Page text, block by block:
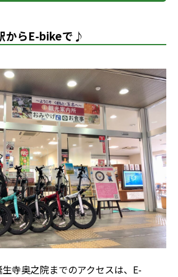
からE-bikeで♪
寺奥之院までのアクセスは、E-